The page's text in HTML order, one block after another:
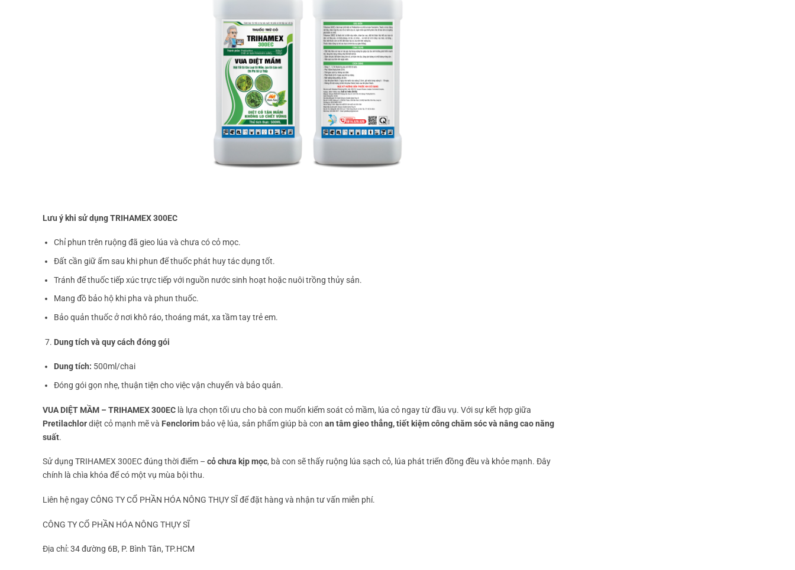
Lưu ý khi sử dụng TRIHAMEX 300EC
Chỉ phun trên ruộng đã gieo lúa và chưa có cỏ mọc.
Đất cần giữ ẩm sau khi phun để thuốc phát huy tác dụng tốt.
Tránh để thuốc tiếp xúc trực tiếp với nguồn nước sinh hoạt hoặc nuôi trồng thủy sản.
Mang đồ bảo hộ khi pha và phun thuốc.
Bảo quản thuốc ở nơi khô ráo, thoáng mát, xa tầm tay trẻ em.
Dung tích và quy cách đóng gói
Dung tích: 500ml/chai
Đóng gói gọn nhẹ, thuận tiện cho việc vận chuyển và bảo quản.
VUA DIỆT MẦM – TRIHAMEX 300EC là lựa chọn tối ưu cho bà con muốn kiểm soát cỏ mầm, lúa cỏ ngay từ đầu vụ. Với sự kết hợp giữa
Pretilachlordiệt cỏ mạnh mẽ và Fenclorim bảo vệ lúa, sản phẩm giúp bà con an tâm gieo thẳng, tiết kiệm công chăm sóc và nâng cao năng
suất.
Sử dụng TRIHAMEX 300EC đúng thời điểm – cỏ chưa kịp mọc, bà con sẽ thấy ruộng lúa sạch cỏ, lúa phát triển đồng đều và khỏe mạnh. Đây
chính là chìa khóa để có một vụ mùa bội thu.
Liên hệ ngay CÔNG TY CỔ PHẦN HÓA NÔNG THỤY SĨ để đặt hàng và nhận tư vấn miễn phí.
CÔNG TY CỔ PHẦN HÓA NÔNG THỤY SĨ
Địa chỉ: 34 đường 6B, P. Bình Tân, TP.HCM